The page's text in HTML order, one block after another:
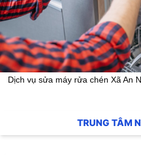
Dịch vụ sửa máy rửa chén Xã An
TRUNG TÂM